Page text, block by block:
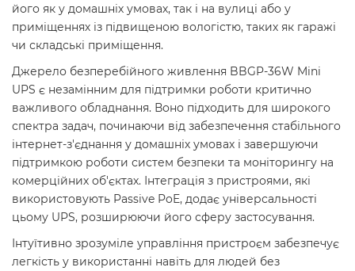
його як у домашніх умовах, так і на вулиці або у
приміщеннях із підвищеною вологістю, таких як гаражі
чи складські приміщення.
Джерело безперебійного живлення BBGP-36W Mini
UPS є незамінним для підтримки роботи критично
важливого обладнання. Воно підходить для широкого
спектра задач, починаючи від забезпечення стабільного
інтернет-з'єднання у домашніх умовах і завершуючи
підтримкою роботи систем безпеки та моніторингу на
комерційних об'єктах. Інтеграція з пристроями, які
використовують Passive PoE, додає універсальності
цьому UPS, розширюючи його сферу застосування.
Інтуїтивно зрозуміле управління пристроєм забезпечує
легкість у використанні навіть для людей без